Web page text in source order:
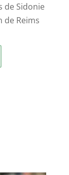
de Sidonie
de Reims